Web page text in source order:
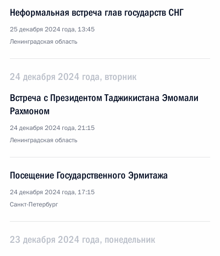
Неформальная встреча глав государств СНГ
25 декабря 2024 года, 13:45
Ленинградская область
24 декабря 2024 года, вторник
Встреча с Президентом Таджикистана Эмомали
Рахмоном
24 декабря 2024 года, 21:15
Ленинградская область
Посещение Государственного Эрмитажа
24 декабря 2024 года, 17:15
Санкт-Петербург
23 декабря 2024 года, понедельник